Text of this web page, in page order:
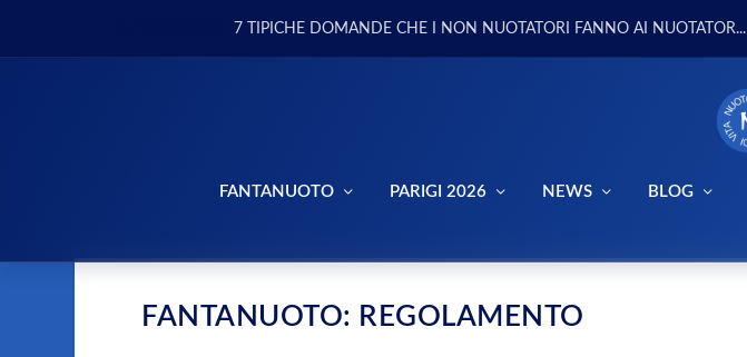
7 TIPICHE DOMANDE CHE I NON NUOTATORI FANNO AI NUOTATOR...
FANTANUOTO PARIGI 2026 NEWS BLOG
FANTANUOTO: REGOLAMENTO